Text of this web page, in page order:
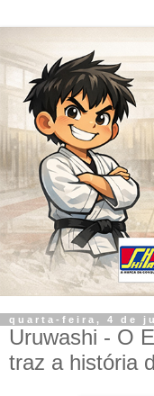
quarta-feira, 4 de
Uruwashi - O
traz a história